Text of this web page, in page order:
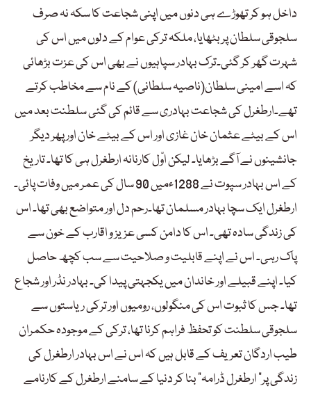
داخل ہو کر تھوڑے ہی دنوں میں اپنی شجاعت کا سکہ نہ صرف
سلجوقی سلطان پر بٹھایا، ملکہ ترکی عوام کے دلوں میں اس کی
شہرت گھر کر گئی۔ترک بہادر سپاہیوں نے بھی اس کی عزت بڑھائی
کہ اسے امینی سلطان(ناصیہ سلطانی) کے نام سے مخاطب کرتے
تھے۔ارطغرل کی شجاعت بہادری سے قائم کی گئی سلطنت بعد میں
اس کے بیٹے عثمان خان غازی اور اس کے بیٹے خان اور پھر دیگر
جانشینوں نے آگے بڑھایا۔ لیکن اوّل کارنانہ ارطغرل ہی کا تھا۔ تاریخ
کے اس بہادر سپوت نے 1288ءمیں 90 سال کی عمر میں وفات پائی۔
ارطغرل ایک سچا بہادر مسلمان تھا۔رحم دل اور متواضع بھی تھا۔ اس
کی زندگی سادہ تھی۔ اس کا دامن کسی عزیز و اقارب کے خون سے
پاک رہی۔ اس نے اپنے قابلیت و صلاحیت سے سب کچھ حاصل
کیا۔ اپنے قبیلے اور خاندان میں یکجہتی پیدا کی۔ بہادر نڈر اور شجاع
تھا۔ جس کا ثبوت اس کی منگولوں، رومیوں اور ترکی ریاستوں سے
سلجوقی سلطنت کو تحفظ فراہم کرنا تھا، ترکی کے موجودہ حکمران
طیب اردگان تعریف کے قابل ہیں کہ اس نے اس بہادر ارطغرل کی
زندگی پر” ارطغرل ڈرامہ“ بنا کر دنیا کے سامنے ارطغرل کے کارنامے